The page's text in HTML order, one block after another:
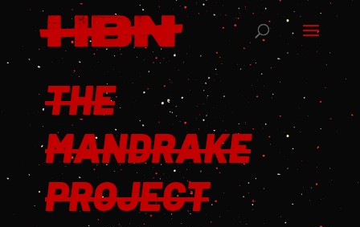
THE
MANDRAKE
PROJECT